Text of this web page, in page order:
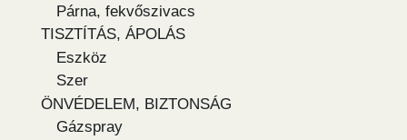
Párna, fekvőszivacs
TISZTÍTÁS, ÁPOLÁS
Eszköz
Szer
ÖNVÉDELEM, BIZTONSÁG
Gázspray